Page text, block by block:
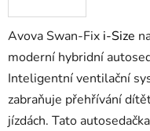
Avova Swan-Fix i-Size
moderní hybridní
Inteligentní ventilační
zabraňuje přehřívání
jízdách. Tato